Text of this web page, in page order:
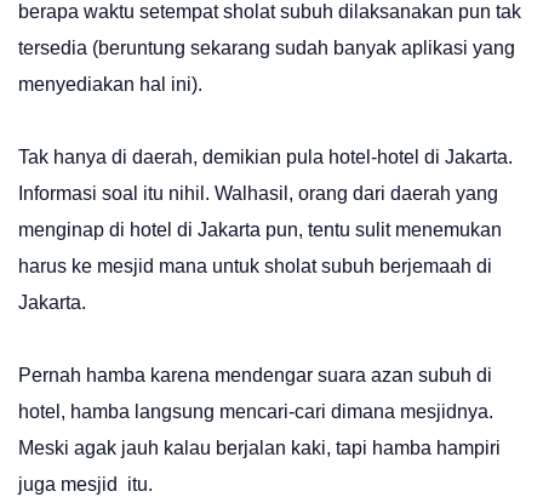
berapa waktu setempat sholat subuh dilaksanakan pun tak
tersedia (beruntung sekarang sudah banyak aplikasi yang
menyediakan hal ini).
Tak hanya di daerah, demikian pula hotel-hotel di Jakarta.
Informasi soal itu nihil. Walhasil, orang dari daerah yang
menginap di hotel di Jakarta pun, tentu sulit menemukan
harus ke mesjid mana untuk sholat subuh berjemaah di
Jakarta.
Pernah hamba karena mendengar suara azan subuh di
hotel, hamba langsung mencari-cari dimana mesjidnya.
Meski agak jauh kalau berjalan kaki, tapi hamba hampiri
juga mesjid itu.